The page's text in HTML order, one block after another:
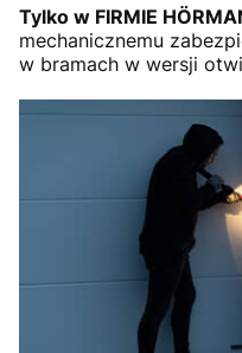
Tylko w FIRMIE
mechanicznemu
w bramach w wersji